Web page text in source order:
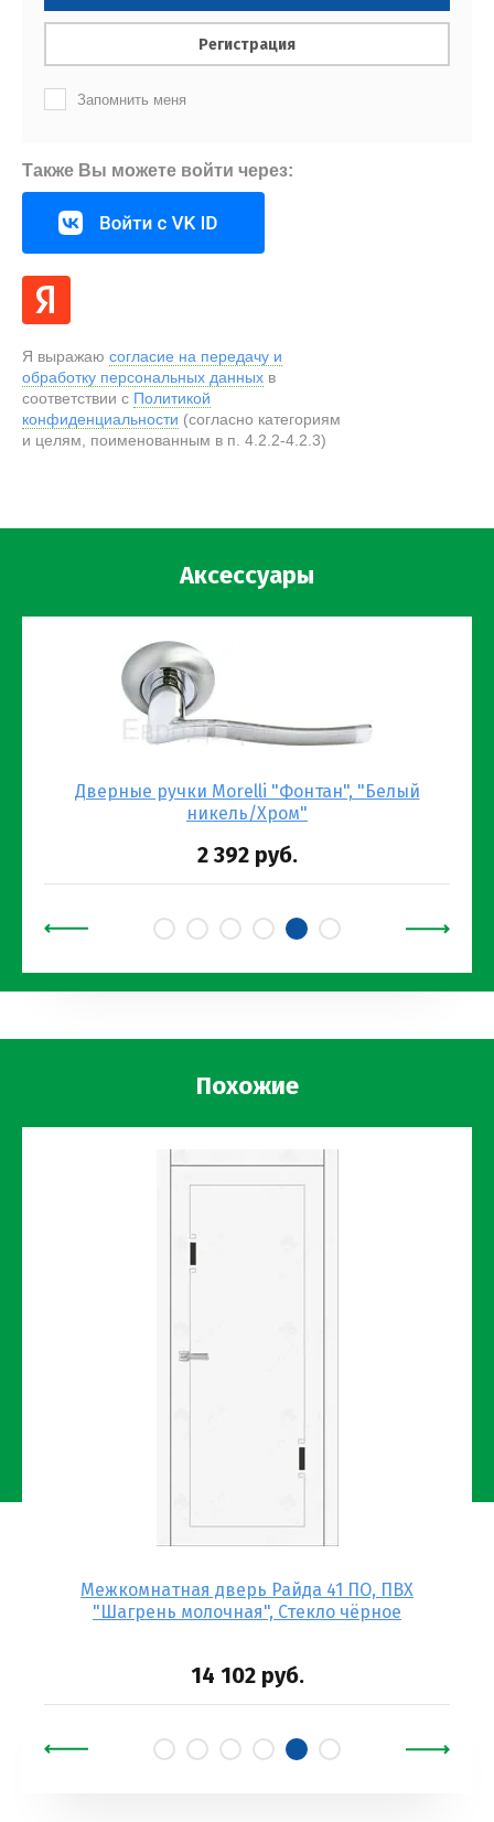
Регистрация
Запомнить меня
Также Вы можете войти через:
Я выражаю согласие на передачу и
обработку персональных данных в
соответствии с Политикой
конфиденциальности (согласно категориям
и целям, поименованным в п. 4.2.2-4.2.3)
Аксессуары
Дверные ручки Morelli "Фонтан", "Белый
никель/Хром"
2 392руб.
Похожие
Межкомнатная дверь Райда 41 ПО, ПВХ
"Шагрень молочная", Стекло чёрное
14 102руб.